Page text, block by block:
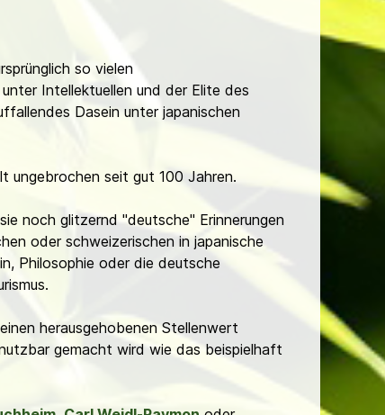
so vielen
Intellektuellen und der Elite des
Dasein unter japanischen
ungebrochen seit gut 100 Jahren.
noch glitzernd "deutsche" Erinnerungen
oder schweizerischen in japanische
Philosophie oder die deutsche
herausgehobenen Stellenwert
gemacht wird wie das beispielhaft